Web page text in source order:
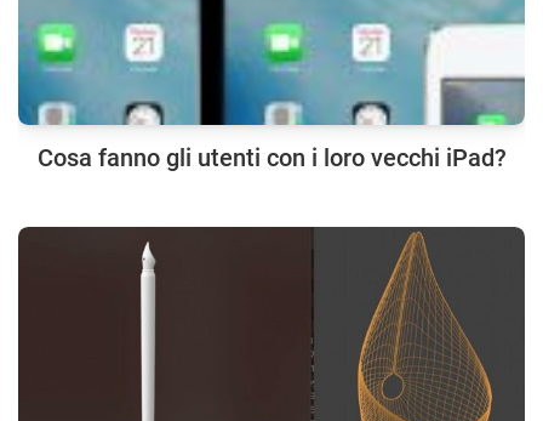
Cosa fanno gli utenti con i loro vecchi iPad?